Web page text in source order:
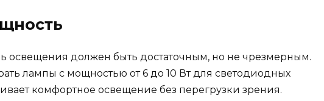
освещения должен быть достаточным, но не чрезмерным.
лампы с мощностью от 6 до 10 Вт для светодиодных
комфортное освещение без перегрузки зрения.